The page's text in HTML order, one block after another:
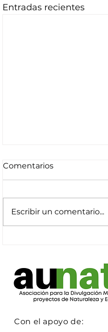
Entradas recientes
Comentarios
Escribir un comentario...
Con el apoyo de: